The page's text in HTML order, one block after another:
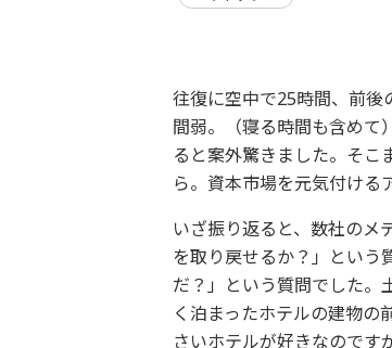
往復に空中で25時間、前
間弱。（寝る時間も含めて
ると案外驚きました。そこ
ら。資本市場を元気付ける
いざ振り返ると、数社のメ
を取り戻せるか？」という
だ？」という質問でした。
く泊まったホテルの建物の
さいホテルが好きなのです